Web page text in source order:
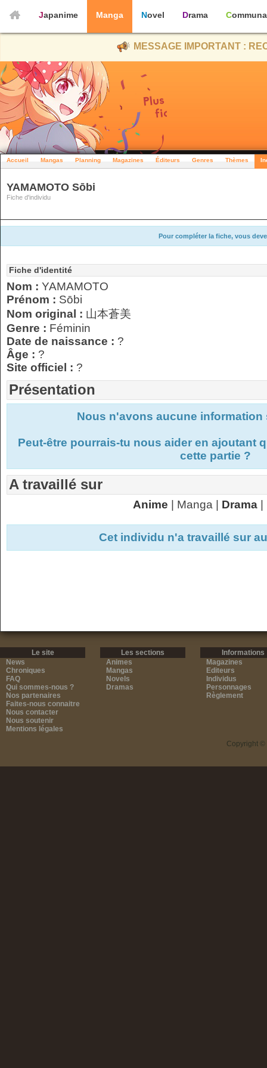
Japanime Manga Novel Drama
MESSAGE IMPORTANT :
Accueil Mangas Planning Magazines Éditeurs Genres Thèmes
YAMAMOTO Sōbi
Fiche d'individu
Pour compléter la fiche, vous
Fiche d'identité
Nom : YAMAMOTO
Prénom : Sōbi
Nom original : 山本蒼美
Genre : Féminin
Date de naissance : ?
Âge : ?
Site officiel : ?
Présentation
Nous n'avons aucune
Peut-être pourrais-tu nous aider en ajoutant
cette partie ?
A travaillé sur
Anime | Manga | Drama|
Cet individu n'a travaillé sur
Le site
News
Chroniques
FAQ
Qui sommes-nous ?
Nos partenaires
Faites-nous connaitre
Nous contacter
Nous soutenir
Mentions légales
Les sections
Animes
Mangas
Novels
Dramas
Informations
Magazines
Editeurs
Individus
Personnages
Règlement
Copyright ©